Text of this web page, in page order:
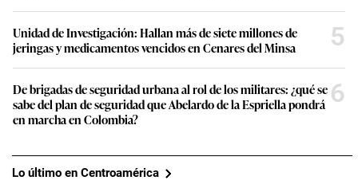
Unidad de Investigación: Hallan más de siete millones de
jeringas y medicamentos vencidos en Cenares del Minsa
5
De brigadas de seguridad urbana al rol de los militares: ¿qué se
sabe del plan de seguridad que Abelardo de la Espriella pondrá
en marcha en Colombia?
6
Lo último en Centroamérica